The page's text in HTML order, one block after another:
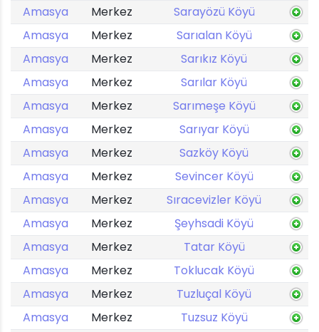
Amasya
Merkez
Sarayözü Köyü
Amasya
Merkez
Sarıalan Köyü
Amasya
Merkez
Sarıkız Köyü
Amasya
Merkez
Sarılar Köyü
Amasya
Merkez
Sarımeşe Köyü
Amasya
Merkez
Sarıyar Köyü
Amasya
Merkez
Sazköy Köyü
Amasya
Merkez
Sevincer Köyü
Amasya
Merkez
Sıracevizler Köyü
Amasya
Merkez
Şeyhsadi Köyü
Amasya
Merkez
Tatar Köyü
Amasya
Merkez
Toklucak Köyü
Amasya
Merkez
Tuzluçal Köyü
Amasya
Merkez
Tuzsuz Köyü